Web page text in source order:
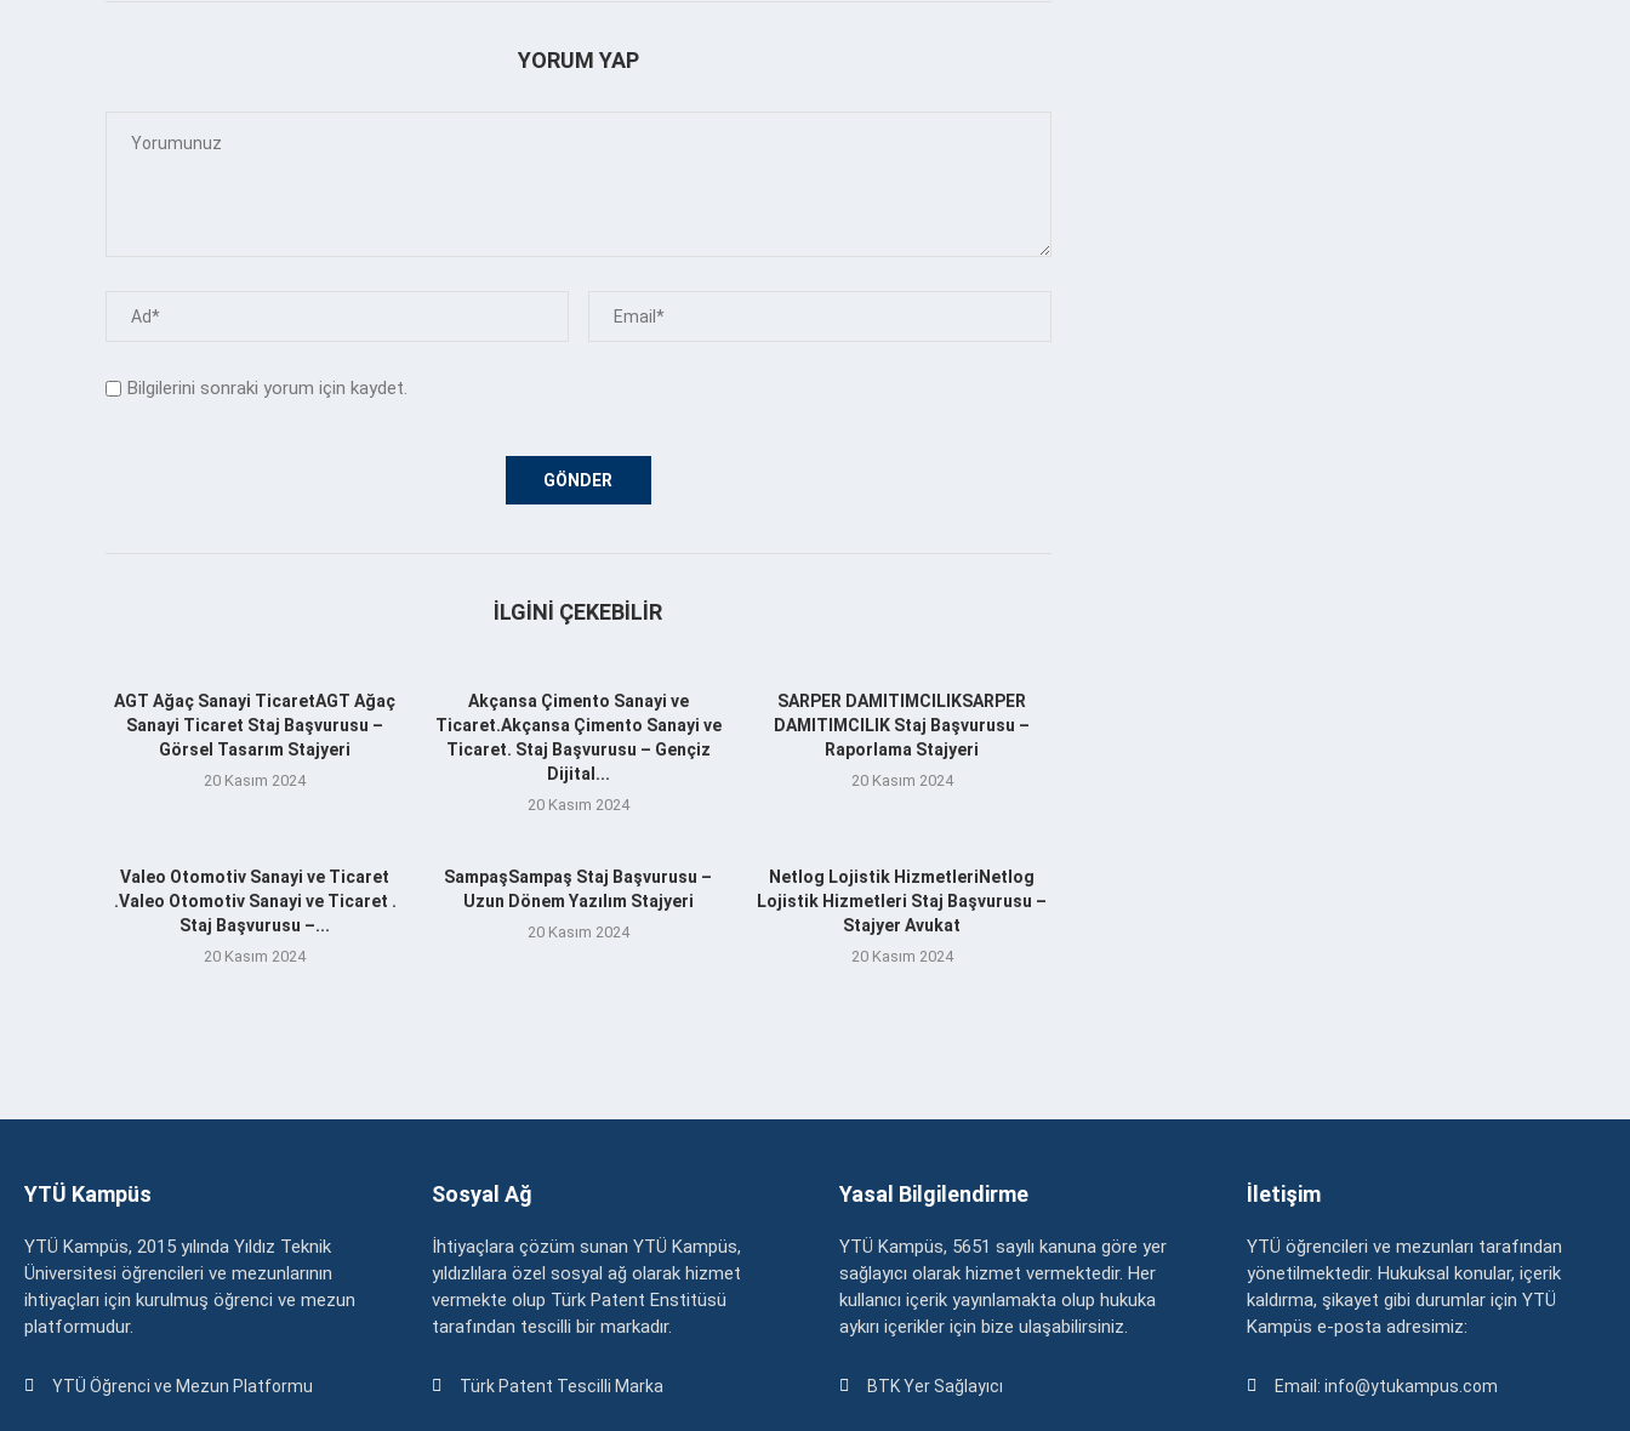
YORUM YAP
Bilgilerini sonraki yorum için kaydet.
İLGINI ÇEKEBILIR
AGT Ağaç Sanayi TicaretAGT Ağaç
Sanayi Ticaret Staj Başvurusu –
Görsel Tasarım Stajyeri
20 Kasım 2024
Akçansa Çimento Sanayi ve
Ticaret.Akçansa Çimento Sanayi ve
Ticaret. Staj Başvurusu – Gençiz
Dijital...
20 Kasım 2024
SARPER DAMITIMCILIKSARPER
DAMITIMCILIK Staj Başvurusu –
Raporlama Stajyeri
20 Kasım 2024
Valeo Otomotiv Sanayi ve Ticaret
.Valeo Otomotiv Sanayi ve Ticaret .
Staj Başvurusu –...
20 Kasım 2024
SampaşSampaş Staj Başvurusu –
Uzun Dönem Yazılım Stajyeri
20 Kasım 2024
Netlog Lojistik HizmetleriNetlog
Lojistik Hizmetleri Staj Başvurusu –
Stajyer Avukat
20 Kasım 2024
YTÜ Kampüs
YTÜ Kampüs, 2015 yılında Yıldız Teknik
Üniversitesi öğrencileri ve mezunlarının
ihtiyaçları için kurulmuş öğrenci ve mezun
platformudur.
YTÜ Öğrenci ve Mezun Platformu
Sosyal Ağ
İhtiyaçlara çözüm sunan YTÜ Kampüs,
yıldızlılara özel sosyal ağ olarak hizmet
vermekte olup Türk Patent Enstitüsü
tarafından tescilli bir markadır.
Türk Patent Tescilli Marka
Yasal Bilgilendirme
YTÜ Kampüs, 5651 sayılı kanuna göre yer
sağlayıcı olarak hizmet vermektedir. Her
kullanıcı içerik yayınlamakta olup hukuka
aykırı içerikler için bize ulaşabilirsiniz.
BTK Yer Sağlayıcı
İletişim
YTÜ öğrencileri ve mezunları tarafından
yönetilmektedir. Hukuksal konular, içerik
kaldırma, şikayet gibi durumlar için YTÜ
Kampüs e-posta adresimiz:
Email: info@ytukampus.com